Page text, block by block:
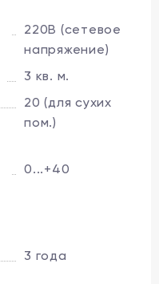
220В (сетевое
напряжение)
3 кв. м.
20 (для сухих
пом.)
0...+40
3 года